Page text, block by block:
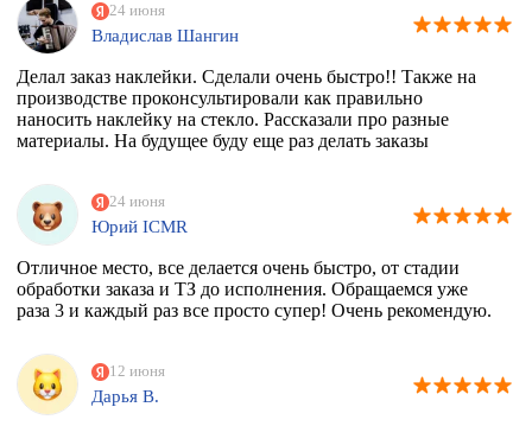
24 июня
Владислав Шангин
Делал заказ наклейки. Сделали очень быстро!! Также на
производстве проконсультировали как правильно
наносить наклейку на стекло. Рассказали про разные
материалы. На будущее буду еще раз делать заказы
24 июня
Юрий ICMR
Отличное место, все делается очень быстро, от стадии
обработки заказа и ТЗ до исполнения. Обращаемся уже
раза 3 и каждый раз все просто супер! Очень рекомендую.
12 июня
Дарья В.